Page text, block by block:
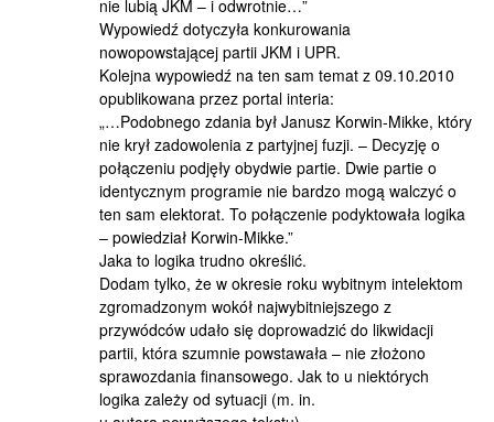
nie lubią JKM – i odwrotnie…”
Wypowiedź dotyczyła konkurowania
nowopowstającej partii JKM i UPR.
Kolejna wypowiedź na ten sam temat z 09.10.2010
opublikowana przez portal interia:
„…Podobnego zdania był Janusz Korwin-Mikke, który
nie krył zadowolenia z partyjnej fuzji. – Decyzję o
połączeniu podjęły obydwie partie. Dwie partie o
identycznym programie nie bardzo mogą walczyć o
ten sam elektorat. To połączenie podyktowała logika
– powiedział Korwin-Mikke.”
Jaka to logika trudno określić.
Dodam tylko, że w okresie roku wybitnym intelektom
zgromadzonym wokół najwybitniejszego z
przywódców udało się doprowadzić do likwidacji
partii, która szumnie powstawała – nie złożono
sprawozdania finansowego. Jak to u niektórych
logika zależy od sytuacji (m. in.